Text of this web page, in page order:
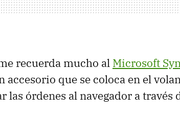
recuerda mucho al Microsoft
accesorio que se coloca en el
las órdenes al navegador a través